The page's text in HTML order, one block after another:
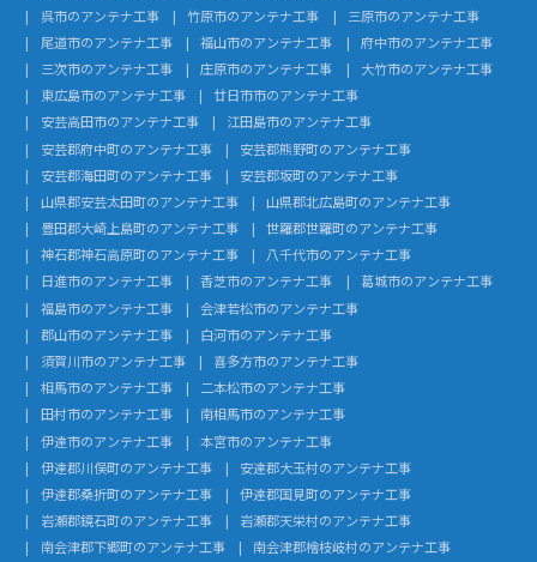
呉市のアンテナ工事
竹原市のアンテナ工事
三原市のアンテナ工事
尾道市のアンテナ工事
福山市のアンテナ工事
府中市のアンテナ工事
三次市のアンテナ工事
庄原市のアンテナ工事
大竹市のアンテナ工事
東広島市のアンテナ工事
廿日市市のアンテナ工事
安芸高田市のアンテナ工事
江田島市のアンテナ工事
安芸郡府中町のアンテナ工事
安芸郡熊野町のアンテナ工事
安芸郡海田町のアンテナ工事
安芸郡坂町のアンテナ工事
山県郡安芸太田町のアンテナ工事
山県郡北広島町のアンテナ工事
豊田郡大崎上島町のアンテナ工事
世羅郡世羅町のアンテナ工事
神石郡神石高原町のアンテナ工事
八千代市のアンテナ工事
日進市のアンテナ工事
香芝市のアンテナ工事
葛城市のアンテナ工事
福島市のアンテナ工事
会津若松市のアンテナ工事
郡山市のアンテナ工事
白河市のアンテナ工事
須賀川市のアンテナ工事
喜多方市のアンテナ工事
相馬市のアンテナ工事
二本松市のアンテナ工事
田村市のアンテナ工事
南相馬市のアンテナ工事
伊達市のアンテナ工事
本宮市のアンテナ工事
伊達郡川俣町のアンテナ工事
安達郡大玉村のアンテナ工事
伊達郡桑折町のアンテナ工事
伊達郡国見町のアンテナ工事
岩瀬郡鏡石町のアンテナ工事
岩瀬郡天栄村のアンテナ工事
南会津郡下郷町のアンテナ工事
南会津郡檜枝岐村のアンテナ工事